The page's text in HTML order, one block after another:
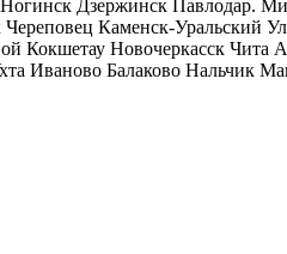
Ногинск Дзержинск Павлодар.
Каменск-Уральский
Кокшетау Новочеркасск Чита
Иваново Балаково Нальчик